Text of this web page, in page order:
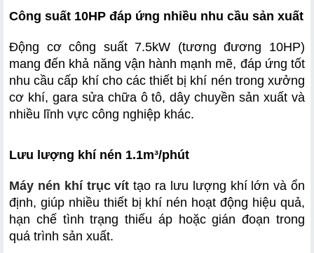
Công suất 10HP đáp ứng nhiều nhu cầu sản xuất
Động cơ công suất 7.5kW (tương đương 10HP)
mang đến khả năng vận hành mạnh mẽ, đáp ứng tốt
nhu cầu cấp khí cho các thiết bị khí nén trong xưởng
cơ khí, gara sửa chữa ô tô, dây chuyền sản xuất và
nhiều lĩnh vực công nghiệp khác.
Lưu lượng khí nén 1.1m³/phút
Máy nén khí trục vít tạo ra lưu lượng khí lớn và ổn
định, giúp nhiều thiết bị khí nén hoạt động hiệu quả,
hạn chế tình trạng thiếu áp hoặc gián đoạn trong
quá trình sản xuất.